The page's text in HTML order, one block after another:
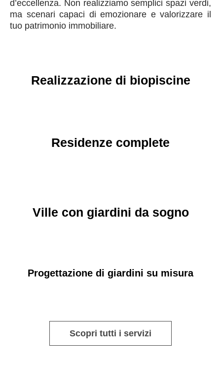
d’eccellenza. Non realizziamo semplici spazi verdi,
ma scenari capaci di emozionare e valorizzare il
tuo patrimonio immobiliare.
Realizzazione di biopiscine
Residenze complete
Ville con giardini da sogno
Progettazione di giardini su misura
Scopri tutti i servizi